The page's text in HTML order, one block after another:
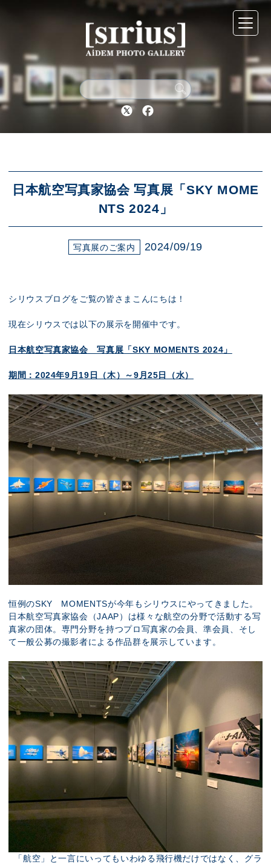
Twitter Facebook
日本航空写真家協会 写真展「SKY MOME
NTS 2024」
写真展のご案内 2024/09/19
シリウスブログをご覧の皆さまこんにちは！
現在シリウスでは以下の展示を開催中です。
日本航空写真家協会 写真展「SKY MOMENTS 2024」
期間：2024年9月19日（木）～9月25日（水）
恒例のSKY MOMENTSが今年もシリウスにやってきました。
日本航空写真家協会（JAAP）は様々な航空の分野で活動する写
真家の団体。専門分野を持つプロ写真家の会員、準会員、そし
て一般公募の撮影者による作品群を展示しています。
「航空」と一言にいってもいわゆる飛行機だけではなく、グラ
シリウスについて
展示スケジュール
アクセス
ブログ